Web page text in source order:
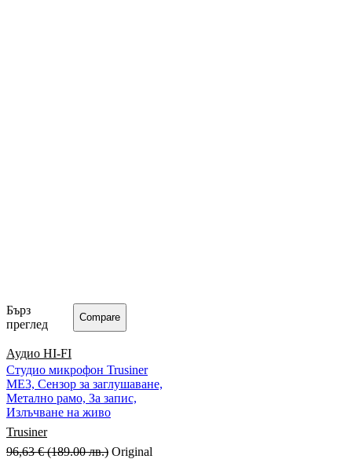
Бърз
преглед
Compare
Аудио HI-FI
Студио микрофон Trusiner
ME3, Сензор за заглушаване,
Метално рамо, За запис,
Излъчване на живо
Trusiner
96,63€ (189.00 лв.) Original